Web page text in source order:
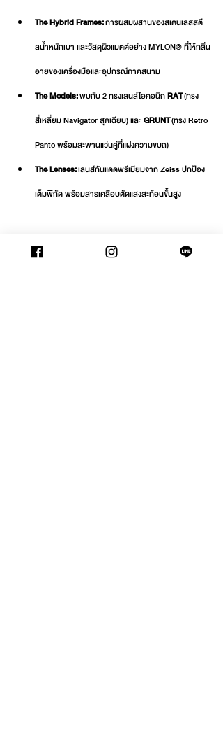
The Hybrid Frames: การผสมผสานของสเตนเลสสตี
ลน้ำหนักเบา และวัสดุผิวแมตต์อย่าง MYLON® ที่ให้กลิ่น
อายของเครื่องมือและอุปกรณ์ภาคสนาม
The Models: พบกับ 2 ทรงเลนส์ไอคอนิก RAT (ทรง
สี่เหลี่ยม Navigator สุดเฉียบ) และ GRUNT (ทรง Retro
Panto พร้อมสะพานแว่นคู่ที่แฝงความขบถ)
The Lenses: เลนส์กันแดดพรีเมียมจาก Zeiss ปกป้อง
เต็มพิกัด พร้อมสารเคลือบตัดแสงสะท้อนขั้นสูง
นัดหมายเพื่อเข้าชมสินค้า และตรวจวัดสายตาได้ที่